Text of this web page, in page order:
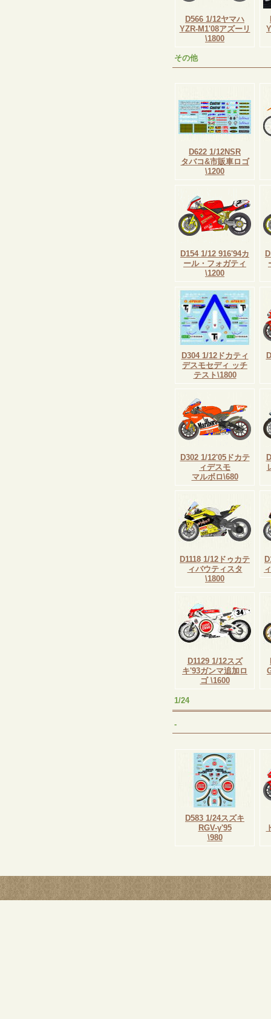
D566 1/12ヤマハ
YZR-M1'08アズーリ
\1800
その他
D622 1/12NSR
タバコ&市販車ロゴ
\1200
D154 1/12 916'94カ
ール・フォガティ
\1200
D304 1/12ドカティ
デスモセディ ッチ
テスト\1800
D302 1/12'05ドカテ
ィデスモ
マルボロ\680
D1118 1/12ドゥカテ
ィバウティスタ
\1800
D1129 1/12スズ
キ'93ガンマ追加ロ
ゴ \1600
1/24
-
D583 1/24スズキ
RGV-γ'95
\980